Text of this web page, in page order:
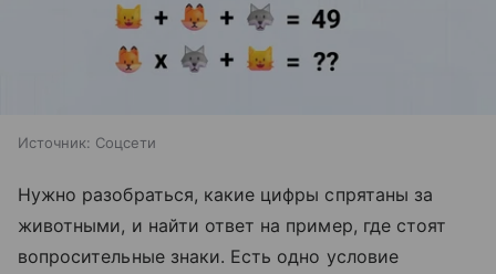
Источник: Соцсети
Нужно разобраться, какие цифры спрятаны за
животными, и найти ответ на пример, где стоят
вопросительные знаки. Есть одно условие